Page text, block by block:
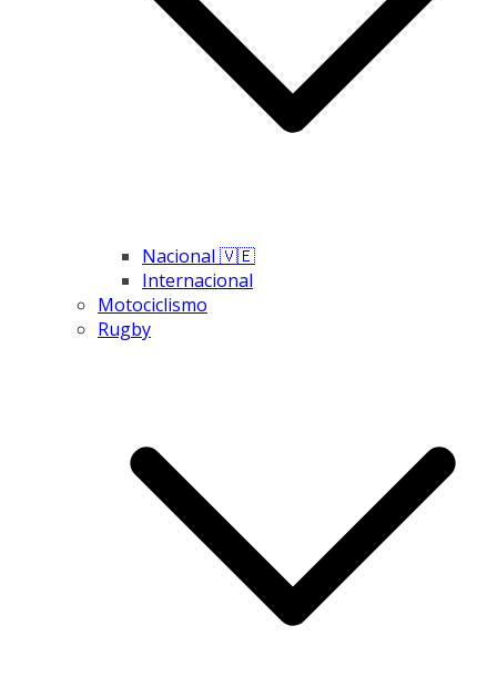
Nacional 🇻🇪
Internacional
Motociclismo
Rugby